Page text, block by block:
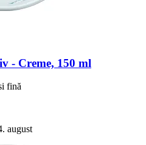
-​ Creme, 150 ml
fină
august